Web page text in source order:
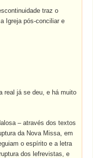
traz o
Igreja pós-conciliar e
real já se deu, e há muito
– através dos textos
da Nova Missa, em
o espírito e a letra
dos lefrevistas, e